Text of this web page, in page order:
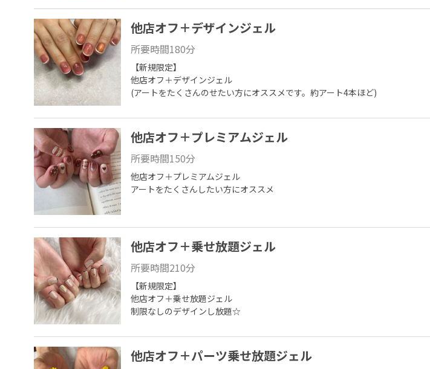
他店オフ＋デザインジェル
所要時間180分
【新規限定】
他店オフ＋デザインジェル
(アートをたくさんのせたい方にオススメです。約アート4本ほど)
他店オフ＋プレミアムジェル
所要時間150分
他店オフ＋プレミアムジェル
アートをたくさんしたい方にオススメ
他店オフ＋乗せ放題ジェル
所要時間210分
【新規限定】
他店オフ＋乗せ放題ジェル
制限なしのデザインし放題☆
他店オフ＋パーツ乗せ放題ジェル